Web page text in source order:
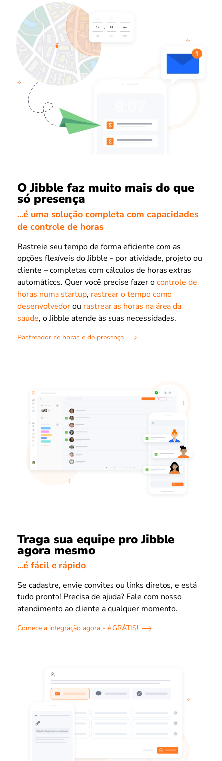
O Jibble faz muito mais do que
só presença
...é uma solução completa com capacidades
de controle de horas
Rastreie seu tempo de forma eficiente com as
opções flexíveis do Jibble – por atividade, projeto ou
cliente – completas com cálculos de horas extras
automáticos. Quer você precise fazer ocontrole de
horas numa startup, rastrear o tempo como
desenvolvedorou rastrear as horas na área da
saúde, o Jibble atende às suas necessidades.
Rastreador de horas e de presença
Traga sua equipe pro Jibble
agora mesmo
...é fácil e rápido
Se cadastre, envie convites ou links diretos, e está
tudo pronto! Precisa de ajuda? Fale com nosso
atendimento ao cliente a qualquer momento.
Comece a integração agora - é GRÁTIS!